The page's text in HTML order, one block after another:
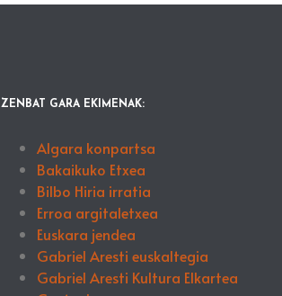
ZENBAT GARA EKIMENAK:
Algara konpartsa
Bakaikuko Etxea
Bilbo Hiria irratia
Erroa argitaletxea
Euskara jendea
Gabriel Aresti euskaltegia
Gabriel Aresti Kultura Elkartea